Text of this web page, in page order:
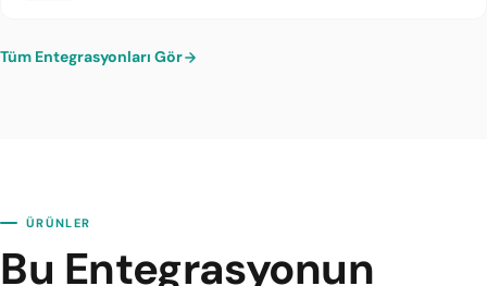
Tüm Entegrasyonları Gör
ÜRÜNLER
Bu Entegrasyonun